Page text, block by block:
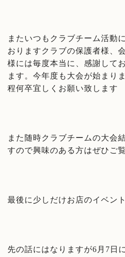
またいつもクラブチーム活動
おりますクラブの保護者様、
様には毎度本当に、感謝して
ます。今年度も大会が始まり
程何卒宜しくお願い致します
また随時クラブチームの大会
すので興味のある方はぜひご
最後に少しだけお店のイベン
先の話にはなりますが6月7日